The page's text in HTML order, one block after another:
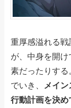
重厚感溢れる
が、中身を開
素だったりす
でいき、
メイ
行動計画を決め